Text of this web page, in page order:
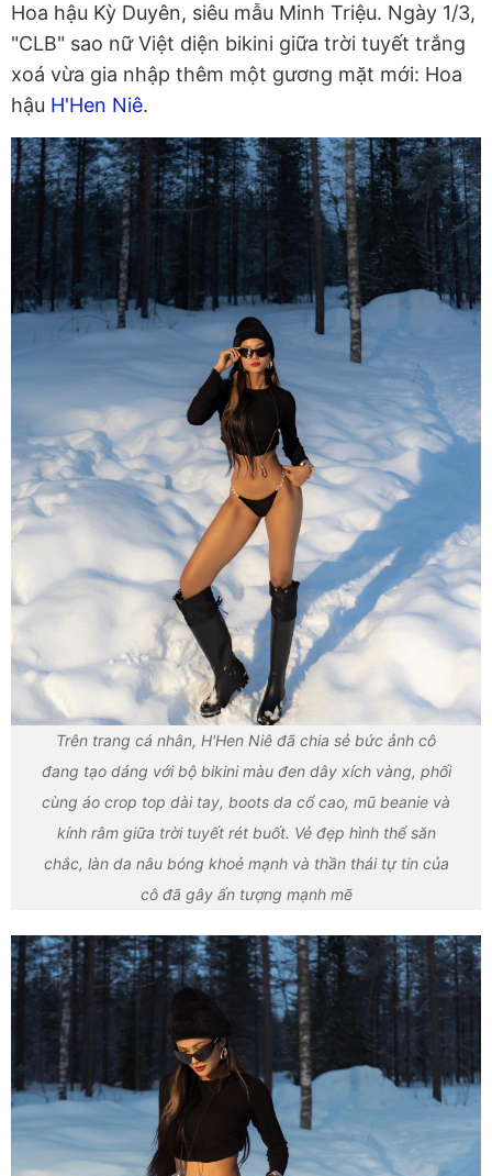
Hoa hậu Kỳ Duyên, siêu mẫu Minh Triệu. Ngày 1/3,
"CLB" sao nữ Việt diện bikini giữa trời tuyết trắng
xoá vừa gia nhập thêm một gương mặt mới: Hoa
hậu H'Hen Niê.
Trên trang cá nhân, H'Hen Niê đã chia sẻ bức ảnh cô
đang tạo dáng với bộ bikini màu đen dây xích vàng, phối
cùng áo crop top dài tay, boots da cổ cao, mũ beanie và
kính râm giữa trời tuyết rét buốt. Vẻ đẹp hình thể săn
chắc, làn da nâu bóng khoẻ mạnh và thần thái tự tin của
cô đã gây ấn tượng mạnh mẽ